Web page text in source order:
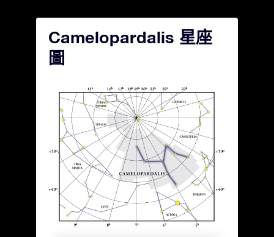
Camelopardalis 星座
圖